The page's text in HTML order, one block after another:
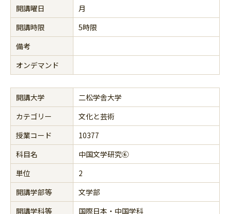
開講曜日
月
開講時限
5時限
備考
オンデマンド
開講大学
二松学舎大学
カテゴリー
文化と芸術
授業コード
10377
科目名
中国文学研究⑥
単位
2
開講学部等
文学部
開講学科等
国際日本・中国学科